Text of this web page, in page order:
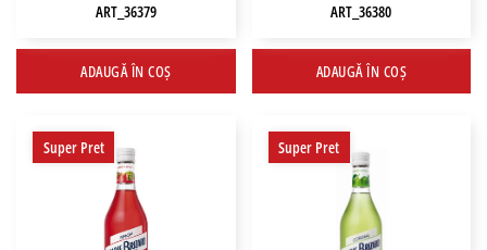
ART_36379
ADAUGĂ ÎN COȘ
ART_36380
ADAUGĂ ÎN COȘ
Super Pret Super Pret